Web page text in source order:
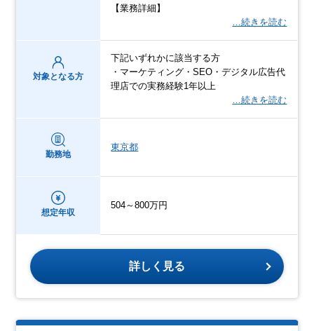
【業務詳細】
…続きを読む
対象となる方
下記いずれかに該当する方
・マーケティング・SEO・デジタル広告代
理店での実務経験1年以上
…続きを読む
勤務地
東京都
想定年収
504～800万円
詳しく見る